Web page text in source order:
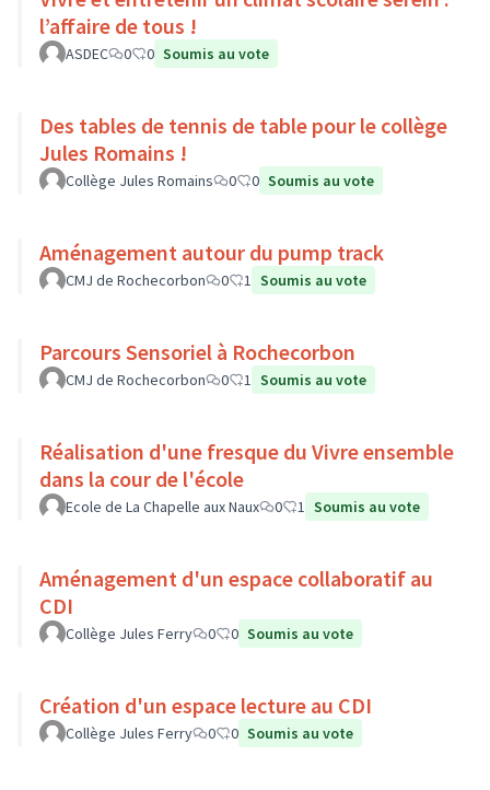
l’affaire de tous !
ASDEC 0 0 Soumis au vote
Des tables de tennis de table pour le collège
Jules Romains !
Collège Jules Romains 0 0 Soumis au vote
Aménagement autour du pump track
CMJ de Rochecorbon 0 1 Soumis au vote
Parcours Sensoriel à Rochecorbon
CMJ de Rochecorbon 0 1 Soumis au vote
Réalisation d'une fresque du Vivre ensemble
dans la cour de l'école
Ecole de La Chapelle aux Naux 0 1 Soumis au vote
Aménagement d'un espace collaboratif au
CDI
Collège Jules Ferry 0 0 Soumis au vote
Création d'un espace lecture au CDI
Collège Jules Ferry 0 0 Soumis au vote